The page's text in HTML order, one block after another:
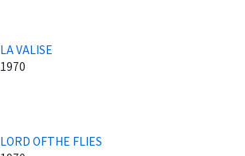
LA VALISE
1970
LORD OFTHE FLIES